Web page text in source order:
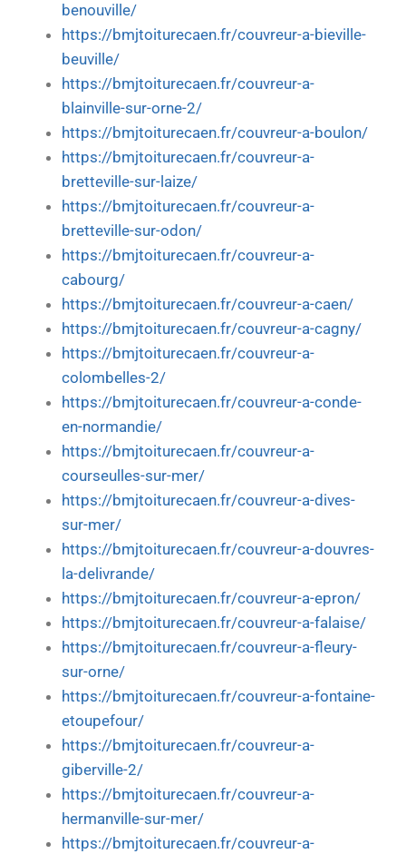
benouville/
https://bmjtoiturecaen.fr/couvreur-a-bieville-
beuville/
https://bmjtoiturecaen.fr/couvreur-a-
blainville-sur-orne-2/
https://bmjtoiturecaen.fr/couvreur-a-boulon/
https://bmjtoiturecaen.fr/couvreur-a-
bretteville-sur-laize/
https://bmjtoiturecaen.fr/couvreur-a-
bretteville-sur-odon/
https://bmjtoiturecaen.fr/couvreur-a-
cabourg/
https://bmjtoiturecaen.fr/couvreur-a-caen/
https://bmjtoiturecaen.fr/couvreur-a-cagny/
https://bmjtoiturecaen.fr/couvreur-a-
colombelles-2/
https://bmjtoiturecaen.fr/couvreur-a-conde-
en-normandie/
https://bmjtoiturecaen.fr/couvreur-a-
courseulles-sur-mer/
https://bmjtoiturecaen.fr/couvreur-a-dives-
sur-mer/
https://bmjtoiturecaen.fr/couvreur-a-douvres-
la-delivrande/
https://bmjtoiturecaen.fr/couvreur-a-epron/
https://bmjtoiturecaen.fr/couvreur-a-falaise/
https://bmjtoiturecaen.fr/couvreur-a-fleury-
sur-orne/
https://bmjtoiturecaen.fr/couvreur-a-fontaine-
etoupefour/
https://bmjtoiturecaen.fr/couvreur-a-
giberville-2/
https://bmjtoiturecaen.fr/couvreur-a-
hermanville-sur-mer/
https://bmjtoiturecaen.fr/couvreur-a-